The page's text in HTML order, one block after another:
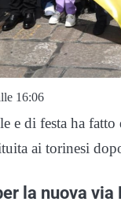
16:06
e di festa ha
ai torinesi
la nuova via